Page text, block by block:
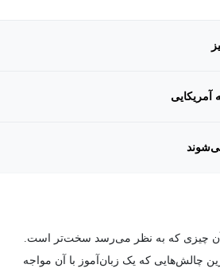
آمریکایی
آن چیزی که به نظر می‌رسد سخت‌تر است.
چالش‌هایی که یک زبان‌آموز با آن مواجه